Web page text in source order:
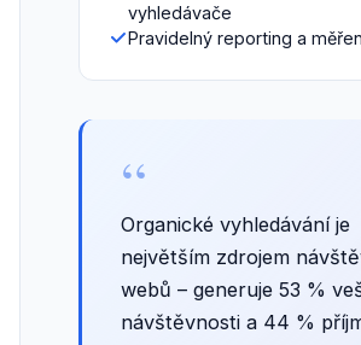
vyhledávače
Pravidelný reporting a
“
Organické vyhledávání je
největším zdrojem
webů – generuje 53 %
návštěvnosti a 44 %